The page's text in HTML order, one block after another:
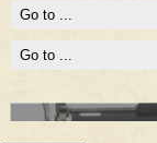
Prima mea carte
Averea
conturi secrete ale